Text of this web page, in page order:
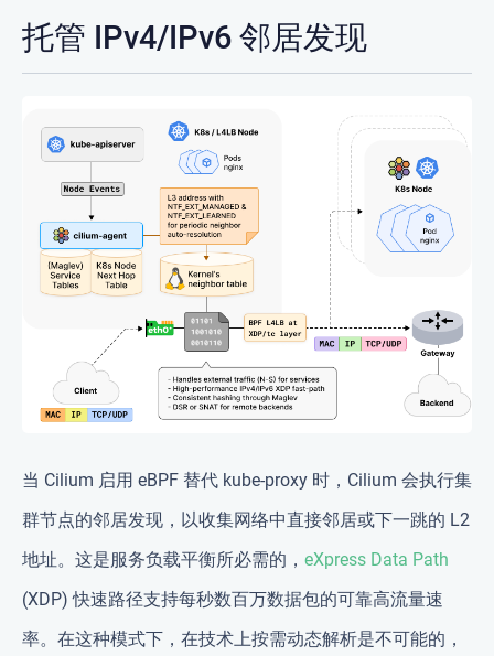
托管 IPv4/IPv6 邻居发现
当 Cilium 启用 eBPF 替代 kube-proxy 时，Cilium 会执行集
群节点的邻居发现，以收集网络中直接邻居或下一跳的 L2
地址。这是服务负载平衡所必需的， eXpress Data Path
(XDP) 快速路径支持每秒数百万数据包的可靠高流量速
率。在这种模式下，在技术上按需动态解析是不可能的，